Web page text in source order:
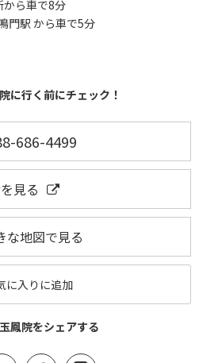
から車で8分
門駅 から車で5分
に行く前にチェック！
686-4499
見る
な地図で見る
に入りに追加
鳳院をシェアする